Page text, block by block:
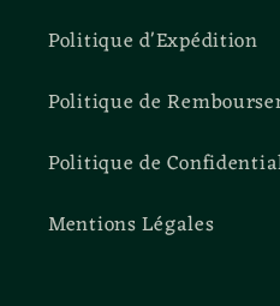
Politique d'Expédition
Politique de
Politique de
Mentions Légales